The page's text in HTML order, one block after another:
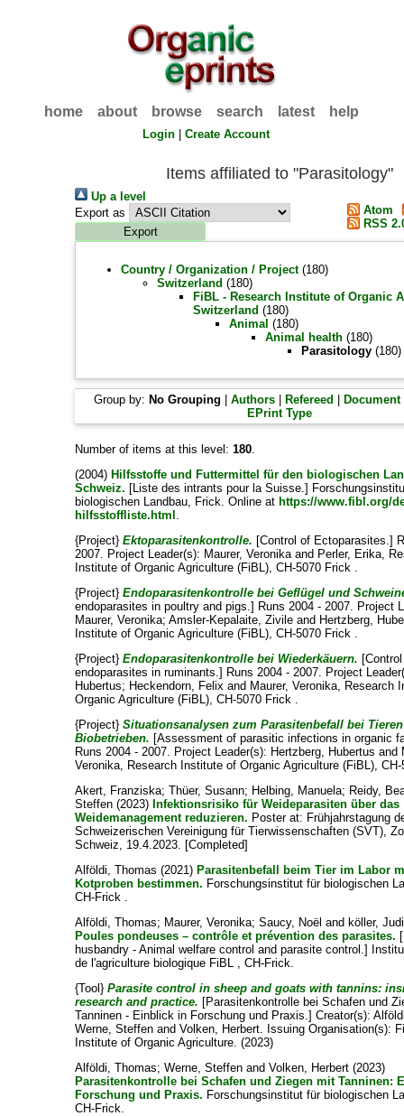
home about browse search latest help
Login |Create Account
Items affiliated to "Parasitology"
Up a level
Export as
Atom
RSS
Country / Organization / Project(180)
Switzerland (180)
FiBL - Research Institute of Organic
Switzerland (180)
Animal (180)
Animal health (180)
Parasitology (180)
Group by: No Grouping Authors| Refereed
EPrint Type
Number of items at this level:180.
(2004) Hilfsstoffe und Futtermittel für den biologischen
Schweiz. [Liste des intrants pour la Suisse.]
biologischen Landbau, Frick. Online at https://www.fibl.org/
hilfsstoffliste.html .
{Project}Ektoparasitenkontrolle. [Control of Ectoparasites.]
2007. Project Leader(s): Maurer, Veronikaand Perler, Erika,
Institute of Organic Agriculture (FiBL), CH-5070 Frick .
{Project}Endoparasitenkontrolle bei Geflügel und
endoparasites in poultry and pigs.] Runs 2004 - 2007. Project
Maurer, Veronika;Amsler-Kepalaite, Zivile and Hertzberg,
Institute of Organic Agriculture (FiBL), CH-5070 Frick .
{Project}Endoparasitenkontrolle bei Wiederkäuern.
endoparasites in ruminants.] Runs 2004 - 2007. Project
Hubertus; Heckendorn, Felix and Maurer, Veronika, Research
Organic Agriculture (FiBL), CH-5070 Frick .
{Project}Situationsanalysen zum Parasitenbefall bei
Biobetrieben. [Assessment of parasitic infections in organic
Runs 2004 - 2007. Project Leader(s): Hertzberg, Hubertus and
Veronika, Research Institute of Organic Agriculture (FiBL),
Akert, Franziska;Thüer, Susann; Helbing, Manuela; Reidy,
Steffen (2023) Infektionsrisiko für Weideparasiten über das
Weidemanagement reduzieren. Poster at: Frühjahrstagung
Schweizerischen Vereinigung für Tierwissenschaften (SVT),
Schweiz, 19.4.2023. [Completed]
Alföldi, Thomas (2021) Parasitenbefall beim Tier im Labor
Kotproben bestimmen. Forschungsinstitut für biologischen
CH-Frick .
Alföldi, Thomas; Maurer, Veronika;Saucy, Noël and köller,
Poules pondeuses – contrôle et prévention des parasites.
husbandry - Animal welfare control and parasite control.]
de l'agriculture biologique FiBL , CH-Frick.
{Tool}Parasite control in sheep and goats with tannins:
research and practice. [Parasitenkontrolle bei Schafen und
Tanninen - Einblick in Forschung und Praxis.]Creator(s):
Werne, Steffen andVolken, Herbert. Issuing Organisation(s):
Institute of Organic Agriculture. (2023)
Alföldi, Thomas;Werne, Steffen andVolken, Herbert (2023)
Parasitenkontrolle bei Schafen und Ziegen mit Tanninen:
Forschung und Praxis. Forschungsinstitut für biologischen
CH-Frick.